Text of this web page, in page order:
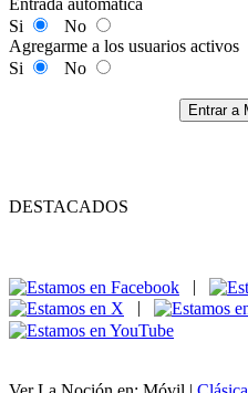
Si
No
Agregarme a los usuarios activos
Si
No
Entrar a
DESTACADOS
|
|